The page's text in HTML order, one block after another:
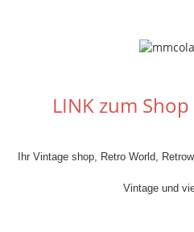
LINK zum Shop
Ihr Vintage shop, Retro World,
Vintage und